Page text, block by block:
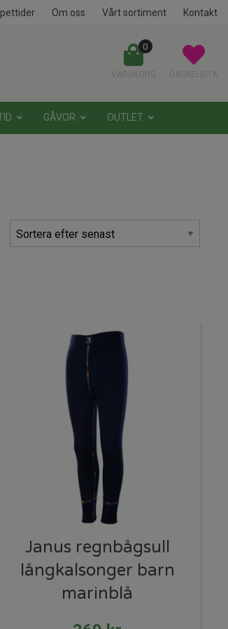
Om oss Vårt sortiment Kontakt
0
GÅVOR OUTLET
Janus regnbågsull
långkalsonger barn
marinblå